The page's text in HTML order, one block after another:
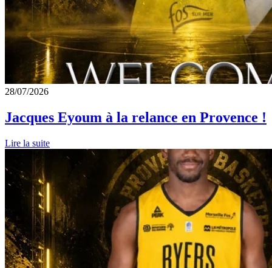
28/07/2026
Jacques Eyoum à la relance en Provence !
Lire la suite